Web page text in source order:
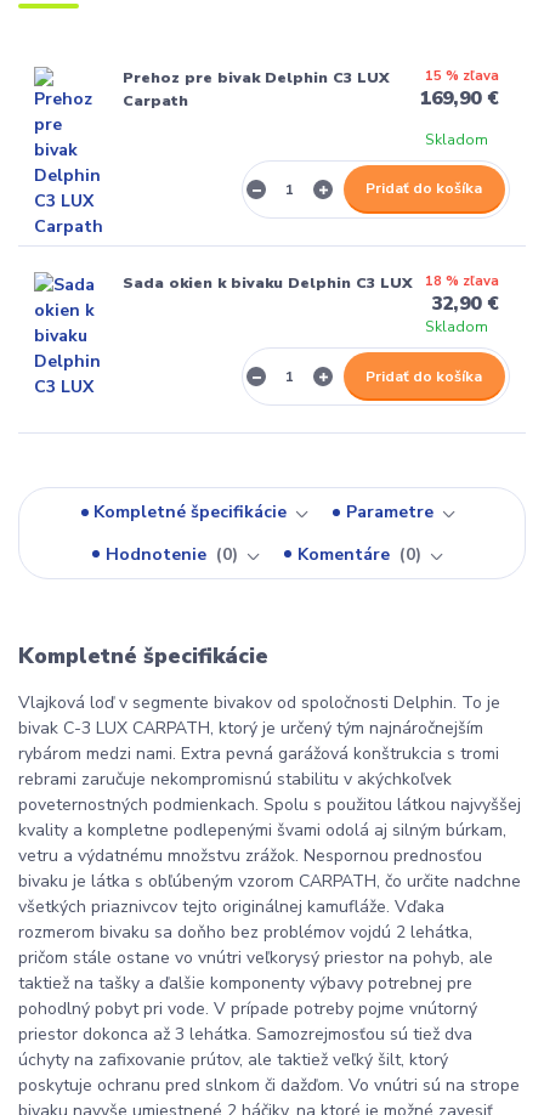
Prehoz pre bivak Delphin C3 LUX
Carpath
15 % zľava
169,90 €
Skladom
Pridať do košíka
Sada okien k bivaku Delphin C3 LUX 18 % zľava
32,90 €
Skladom
Pridať do košíka
Kompletné špecifikácie
Parametre
Hodnotenie
0 Komentáre 0
Kompletné špecifikácie
Vlajková loď v segmente bivakov od spoločnosti Delphin. To je
bivak C-3 LUX CARPATH, ktorý je určený tým najnáročnejším
rybárom medzi nami. Extra pevná garážová konštrukcia s tromi
rebrami zaručuje nekompromisnú stabilitu v akýchkoľvek
poveternostných podmienkach. Spolu s použitou látkou najvyššej
kvality a kompletne podlepenými švami odolá aj silným búrkam,
vetru a výdatnému množstvu zrážok. Nespornou prednosťou
bivaku je látka s obľúbeným vzorom CARPATH, čo určite nadchne
všetkých priaznivcov tejto originálnej kamufláže. Vďaka
rozmerom bivaku sa doňho bez problémov vojdú 2 lehátka,
pričom stále ostane vo vnútri veľkorysý priestor na pohyb, ale
taktiež na tašky a ďalšie komponenty výbavy potrebnej pre
pohodlný pobyt pri vode. V prípade potreby pojme vnútorný
priestor dokonca až 3 lehátka. Samozrejmosťou sú tiež dva
úchyty na zafixovanie prútov, ale taktiež veľký šilt, ktorý
poskytuje ochranu pred slnkom či dažďom. Vo vnútri sú na strope